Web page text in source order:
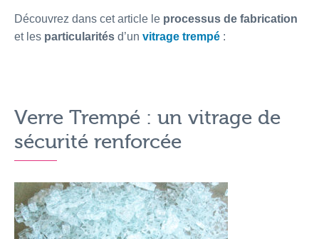
Découvrez dans cet article le processus de fabrication
et les particularités d’un vitrage trempé :
Verre Trempé : un vitrage de
sécurité renforcée